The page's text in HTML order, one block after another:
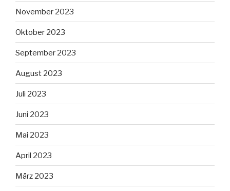
November 2023
Oktober 2023
September 2023
August 2023
Juli 2023
Juni 2023
Mai 2023
April 2023
März 2023